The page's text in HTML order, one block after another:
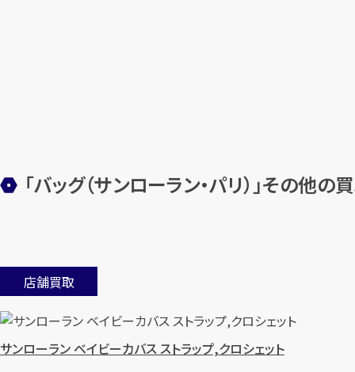
「バッグ（サンローラン・パリ）」その他
店舗買取
サンローラン ベイビーカバス ストラップ,クロシェット